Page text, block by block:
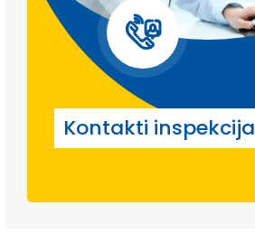
Kontakti inspekcija